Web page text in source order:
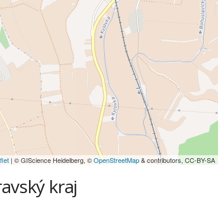
| © GIScience Heidelberg, ©OpenStreetMap& contributors, CC-BY-SA
kraj